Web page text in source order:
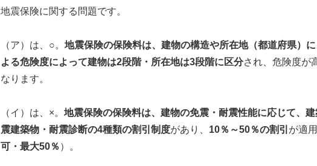
地震保険に関する問題です。
（ア）は、○。 地震保険の保険料は、建物の構造や所在地（都道府県）
よる危険度によって建物は2段階・所在地は3段階に区分され、危険度が
なります。
（イ）は、×。 地震保険の保険料は、建物の免震・耐震性能に応じて、
震建築物・耐震診断の4種類の割引制度があり、 10％～50％の割引 が適
可・最大50％ ）。